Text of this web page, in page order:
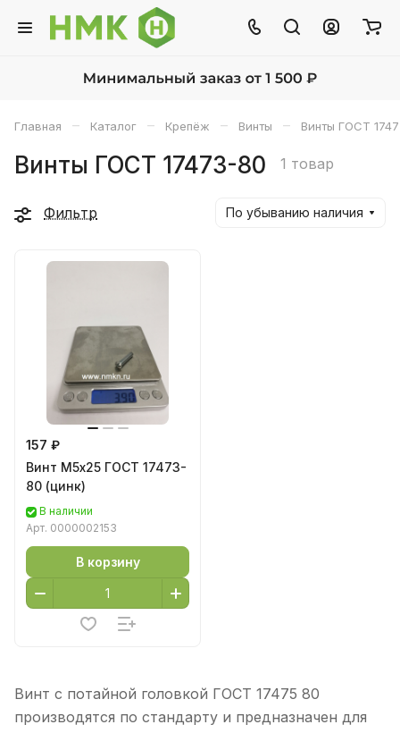
Главная – Каталог – Крепёж – Винты – Винты ГОСТ
Винты ГОСТ 17473-80 1 товар
Фильтр По убыванию наличия
157 ₽
Винт М5х25 ГОСТ 17473-
80 (цинк)
В наличии
Арт. 0000002153
В корзину
Винт с потайной головкой ГОСТ 17475 80
производятся по стандарту и предназначен для